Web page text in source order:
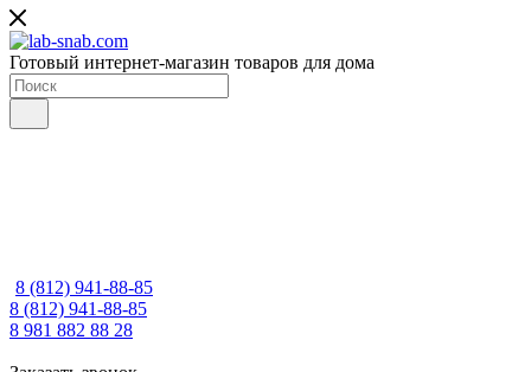
Готовый интернет-магазин товаров для дома
8 (812) 941-88-85
8 (812) 941-88-85
8 981 882 88 28